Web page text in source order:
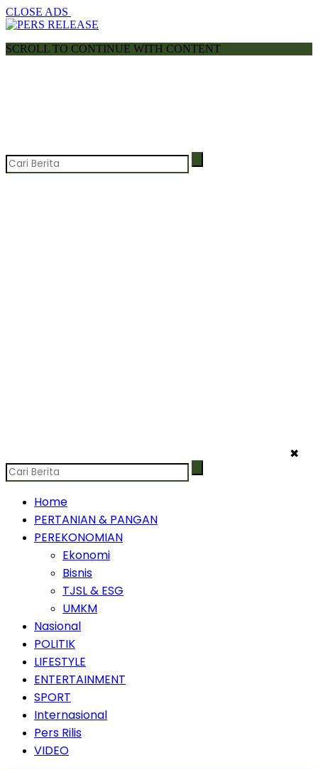
CLOSE ADS
SCROLL TO CONTINUE WITH CONTENT
✖
Home
PERTANIAN & PANGAN
PEREKONOMIAN
Ekonomi
Bisnis
TJSL & ESG
UMKM
Nasional
POLITIK
LIFESTYLE
ENTERTAINMENT
SPORT
Internasional
Pers Rilis
VIDEO